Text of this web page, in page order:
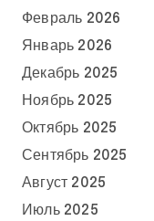
Февраль 2026
Январь 2026
Декабрь 2025
Ноябрь 2025
Октябрь 2025
Сентябрь 2025
Август 2025
Июль 2025